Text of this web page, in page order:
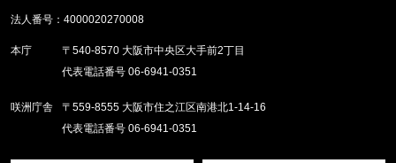
法人番号：4000020270008
本庁
〒540-8570 大阪市中央区大手前2丁目
代表電話番号 06-6941-0351
咲洲庁舎
〒559-8555 大阪市住之江区南港北1-14-16
代表電話番号 06-6941-0351